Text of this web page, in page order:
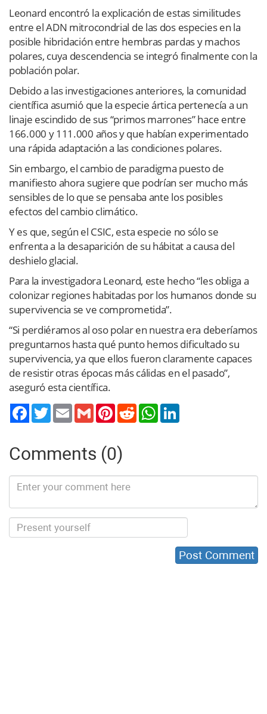
Leonard encontró la explicación de estas similitudes
entre el ADN mitrocondrial de las dos especies en la
posible hibridación entre hembras pardas y machos
polares, cuya descendencia se integró finalmente con la
población polar.
Debido a las investigaciones anteriores, la comunidad
científica asumió que la especie ártica pertenecía a un
linaje escindido de sus “primos marrones” hace entre
166.000 y 111.000 años y que habían experimentado
una rápida adaptación a las condiciones polares.
Sin embargo, el cambio de paradigma puesto de
manifiesto ahora sugiere que podrían ser mucho más
sensibles de lo que se pensaba ante los posibles
efectos del cambio climático.
Y es que, según el CSIC, esta especie no sólo se
enfrenta a la desaparición de su hábitat a causa del
deshielo glacial.
Para la investigadora Leonard, este hecho “les obliga a
colonizar regiones habitadas por los humanos donde su
supervivencia se ve comprometida”.
“Si perdiéramos al oso polar en nuestra era deberíamos
preguntarnos hasta qué punto hemos dificultado su
supervivencia, ya que ellos fueron claramente capaces
de resistir otras épocas más cálidas en el pasado”,
aseguró esta científica.
TwitterEmail Gmail PinterestReddit WhatsApp
Comments (0)